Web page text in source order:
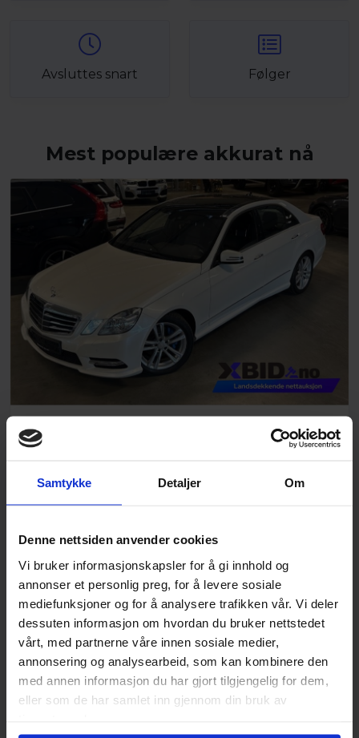
Samtykke Detaljer Om
Denne nettsiden anvender cookies
Vi bruker informasjonskapsler for å gi innhold og
annonser et personlig preg, for å levere sosiale
mediefunksjoner og for å analysere trafikken vår. Vi deler
dessuten informasjon om hvordan du bruker nettstedet
vårt, med partnerne våre innen sosiale medier,
annonsering og analysearbeid, som kan kombinere den
med annen informasjon du har gjort tilgjengelig for dem,
eller som de har samlet inn gjennom din bruk av
Avsluttes snart Følger
Mest populære akkurat nå
MERCEDES-BENZ E 300 CDI HYBRID 2012 2.1 204hk
kr67 000
Nylig solgt